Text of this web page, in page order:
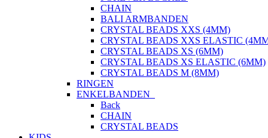
CHAIN
BALI ARMBANDEN
CRYSTAL BEADS XXS (4MM)
CRYSTAL BEADS XXS ELASTIC
CRYSTAL BEADS XS (6MM)
CRYSTAL BEADS XS ELASTIC (6MM)
CRYSTAL BEADS M (8MM)
RINGEN
ENKELBANDEN
Back
CHAIN
CRYSTAL BEADS